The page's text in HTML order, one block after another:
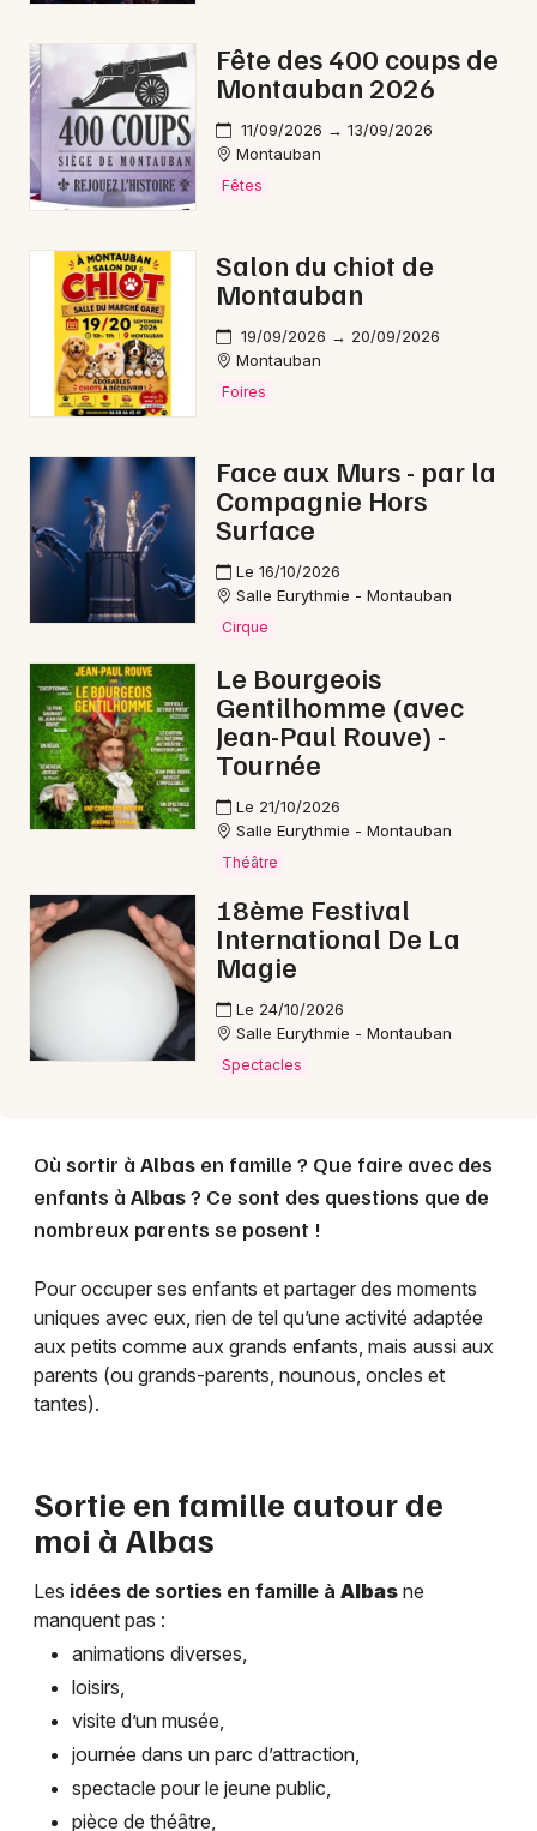
Sorties & loisirs
Sorties famille dans le Lot
Sorties famille en Midi-Pyrénées
Sorties famille en Occitanie
Newsletter des sorties
Artistes en tournée
Actus à Cahors
Magazine à Cahors
Choisir mes départements
Mon email
Je m'abonne
Fête des 400 coups de
Montauban 2026
11/09/2026 → 13/09/2026
Montauban
Fêtes
Salon du chiot de
Montauban
19/09/2026 → 20/09/2026
Montauban
Foires
Face aux Murs - par la
Compagnie Hors
Surface
Le 16/10/2026
Salle Eurythmie - Montauban
Cirque
Le Bourgeois
Gentilhomme (avec
Jean-Paul Rouve) -
Tournée
Le 21/10/2026
Salle Eurythmie - Montauban
Théâtre
18ème Festival
International De La
Magie
Le 24/10/2026
Salle Eurythmie - Montauban
Spectacles
Où sortir à Albas en famille ? Que faire avec des
enfants à Albas? Ce sont des questions que de
nombreux parents se posent !
Pour occuper ses enfants et partager des moments
uniques avec eux, rien de tel qu’une activité adaptée
aux petits comme aux grands enfants, mais aussi aux
parents (ou grands-parents, nounous, oncles et
tantes).
Sortie en famille autour de
moi à Albas
Les idées de sorties en famille à Albas ne
manquent pas :
animations diverses,
loisirs,
visite d’un musée,
journée dans un parc d’attraction,
spectacle pour le jeune public,
pièce de théâtre,